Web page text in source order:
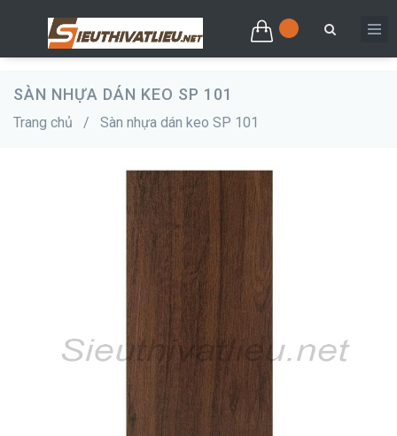
SÀN NHỰA DÁN KEO SP 101
Trang chủ / Sàn nhựa dán keo SP 101